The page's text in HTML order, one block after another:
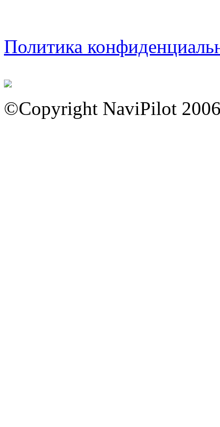
Политика
©Copyright NaviPilot